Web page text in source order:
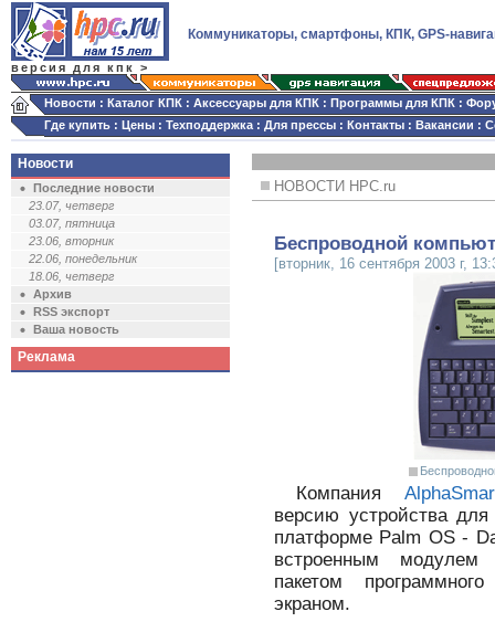
версия для кпк >
Коммуникаторы, смартфоны, КПК, GPS-
Новости : Каталог КПК : Аксессуары для КПК : Программы для КПК :
Где купить : Цены : Техподдержка : Для прессы : Контакты : Вакансии :
Новости
Последние новости
23.07, четверг
03.07, пятница
23.06, вторник
22.06, понедельник
18.06, четверг
Архив
RSS экспорт
Ваша новость
Реклама
НОВОСТИ HPC.ru
Беспроводной
[вторник, 16 сентября 2003 г,
Компания
версию устройства
платформе Palm OS -
встроенным модулем
пакетом
экраном.